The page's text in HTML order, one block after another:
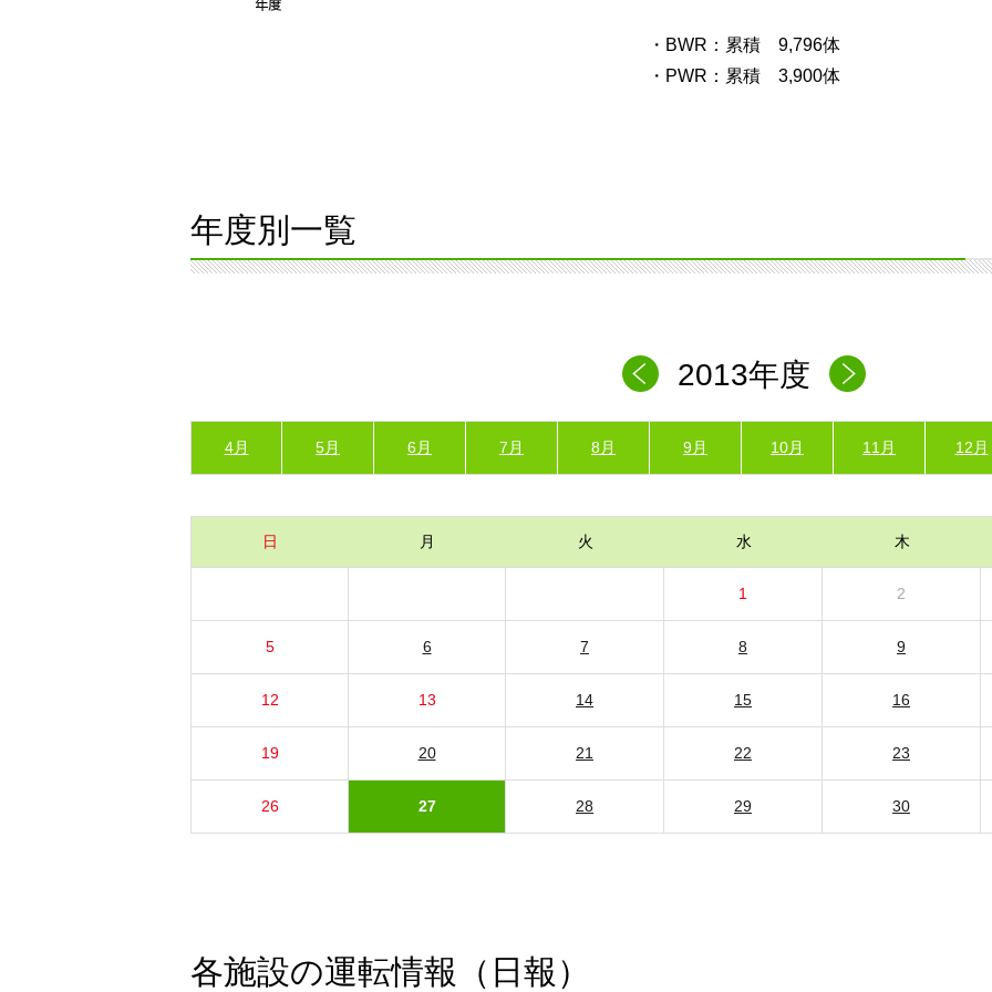
・BWR：累積 9,796体
・PWR：累積 3,900体
年度別一覧
2013年度
4月 5月 6月 7月 8月 9月 10月 11月 12月
日 月 火 水 木
1 2
5 6 7 8 9
12 13 14 15 16
19 20 21 22 23
26 27 28 29 30
各施設の運転情報（日報）